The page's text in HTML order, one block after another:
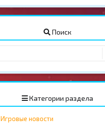
Поиск
Категории раздела
Игровые новости